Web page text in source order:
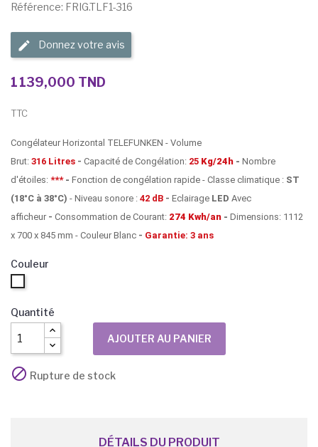
Référence: FRIG.TLF1-316
Donnez votre avis
1 139,000 TND
TTC
Congélateur Horizontal TELEFUNKEN - Volume
Brut: 316 Litres - Capacité de Congélation: 25 Kg/24h - Nombre
d'étoiles: ***- Fonction de congélation rapide - Classe climatique : ST
(18°C à 38°C) - Niveau sonore : 42 dB - Eclairage LED Avec
afficheur - Consommation de Courant: 274 Kwh/an - Dimensions: 1112
x 700 x 845 mm - Couleur Blanc - Garantie: 3 ans
Couleur
Quantité
AJOUTER AU PANIER
 Rupture de stock
DÉTAILS DU PRODUIT